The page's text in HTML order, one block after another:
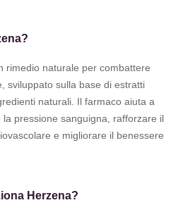
rimedio naturale per combattere
sviluppato sulla base di estratti
naturali. Il farmaco aiuta a
la pressione sanguigna, rafforzare il
e migliorare il benessere
Herzena?